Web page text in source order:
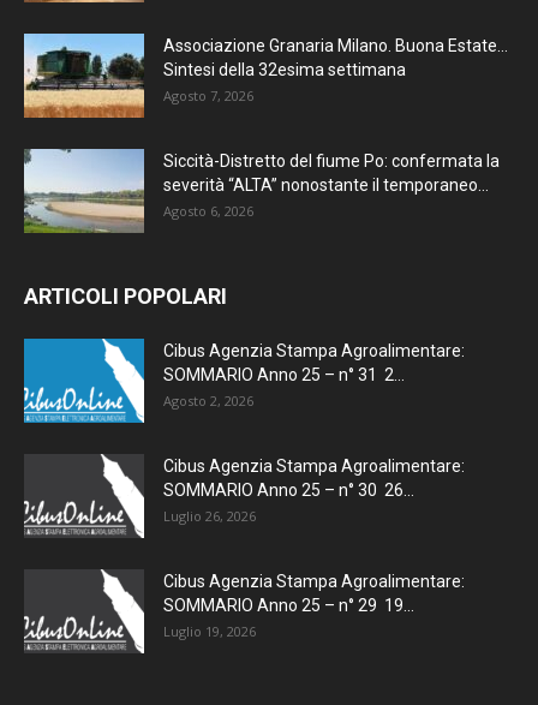
Associazione Granaria Milano. Buona Estate…
Sintesi della 32esima settimana
Agosto 7, 2026
Siccità-Distretto del fiume Po: confermata la
severità “ALTA” nonostante il temporaneo...
Agosto 6, 2026
ARTICOLI POPOLARI
Cibus Agenzia Stampa Agroalimentare:
SOMMARIO Anno 25 – n° 31 2...
Agosto 2, 2026
Cibus Agenzia Stampa Agroalimentare:
SOMMARIO Anno 25 – n° 30 26...
Luglio 26, 2026
Cibus Agenzia Stampa Agroalimentare:
SOMMARIO Anno 25 – n° 29 19...
Luglio 19, 2026